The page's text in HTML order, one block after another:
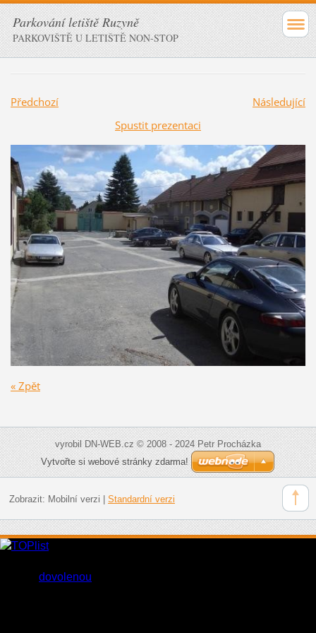
Parkování letiště Ruzyně
PARKOVIŠTĚ U LETIŠTĚ NON-STOP
Předchozí
Následující
Spustit prezentaci
« Zpět
vyrobil DN-WEB.cz © 2008 - 2024 Petr Procházka
Vytvořte si webové stránky zdarma!
Zobrazit: Mobilní verzi | Standardní verzi
dovolenou